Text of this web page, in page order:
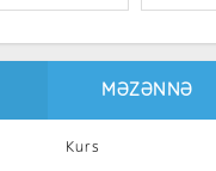
MƏZƏNNƏ
Kurs